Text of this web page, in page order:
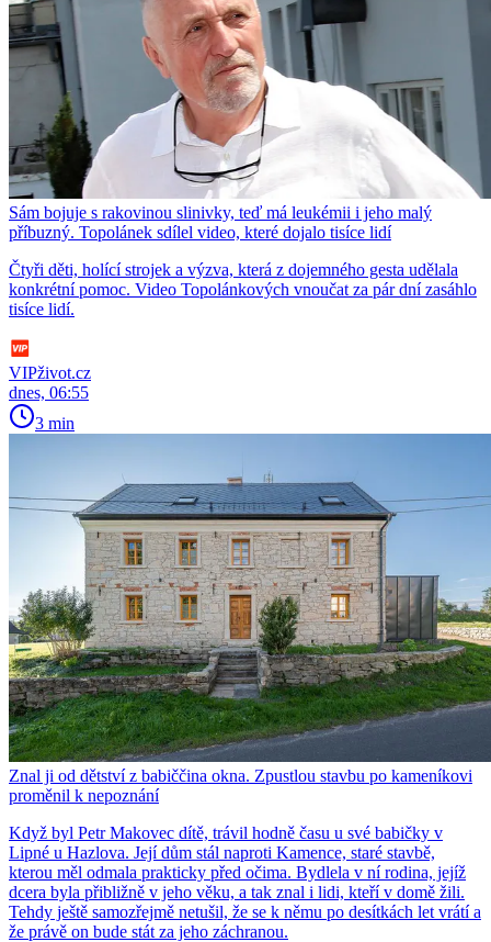
Sám bojuje s rakovinou slinivky, teď má leukémii i jeho malý
příbuzný. Topolánek sdílel video, které dojalo tisíce lidí
Čtyři děti, holící strojek a výzva, která z dojemného gesta udělala
konkrétní pomoc. Video Topolánkových vnoučat za pár dní zasáhlo
tisíce lidí.
VIPživot.cz
dnes, 06:55
3 min
Znal ji od dětství z babiččina okna. Zpustlou stavbu po kameníkovi
proměnil k nepoznání
Když byl Petr Makovec dítě, trávil hodně času u své babičky v
Lipné u Hazlova. Její dům stál naproti Kamence, staré stavbě,
kterou měl odmala prakticky před očima. Bydlela v ní rodina, jejíž
dcera byla přibližně v jeho věku, a tak znal i lidi, kteří v domě žili.
Tehdy ještě samozřejmě netušil, že se k němu po desítkách let vrátí a
že právě on bude stát za jeho záchranou.